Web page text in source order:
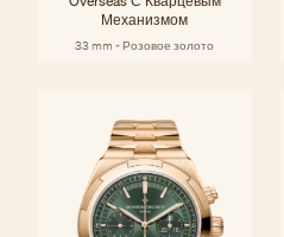
Механизмом
33 mm - Розовое золото